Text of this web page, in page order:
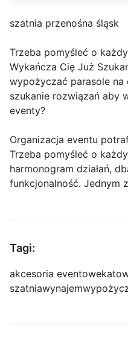
szatnia przenośna śląsk
Trzeba pomyśleć o
Wykańcza Cię Już
wypożyczać parasole na
szukanie rozwiązań aby
eventy?
Organizacja eventu
Trzeba pomyśleć o
harmonogram działań,
funkcjonalność. Jednym
Tagi:
akcesoria eventowe
szatniawynajem